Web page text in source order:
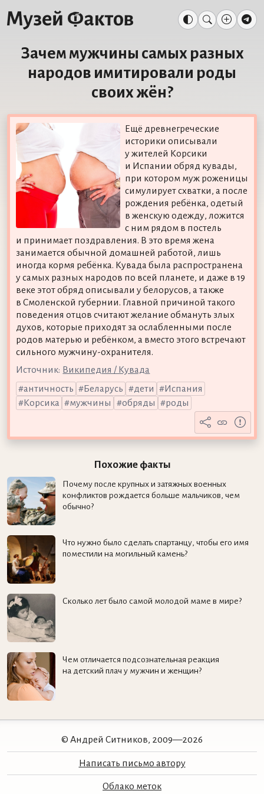
Зачем мужчины самых разных
народов имитировали роды
своих жён?
Ещё древнегреческие
историки описывали
у жителей Корсики
и Испании обряд кувады,
при котором муж роженицы
симулирует схватки, а после
рождения ребёнка, одетый
в женскую одежду, ложится
с ним рядом в постель
и принимает поздравления. В это время жена
занимается обычной домашней работой, лишь
иногда кормя ребёнка. Кувада была распространена
у самых разных народов по всей планете, и даже в 19
веке этот обряд описывали у белорусов, а также
в Смоленской губернии. Главной причиной такого
поведения отцов считают желание обмануть злых
духов, которые приходят за ослабленными после
родов матерью и ребёнком, а вместо этого встречают
сильного мужчину-охранителя.
Источник: Википедия / Кувада
античность
Беларусь дети
Испания
Корсика
мужчины обряды роды
Похожие факты
Почему после крупных и затяжных военных
конфликтов рождается больше мальчиков, чем
обычно?
Что нужно было сделать спартанцу, чтобы его имя
поместили на могильный камень?
Сколько лет было самой молодой маме в мире?
Чем отличается подсознательная реакция
на детский плач у мужчин и женщин?
© Андрей Ситников, 2009—2026
Написать письмо автору
Облако меток